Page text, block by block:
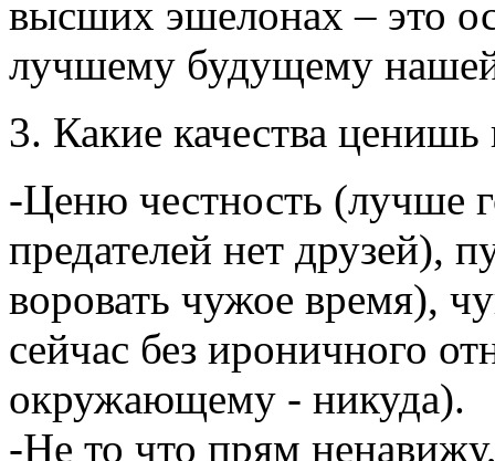
высших эшелонах – это
лучшему будущему
3. Какие качества
-Ценю честность (лучше
предателей нет друзей),
воровать чужое время),
сейчас без ироничного
окружающему - никуда).
-Не то что прям